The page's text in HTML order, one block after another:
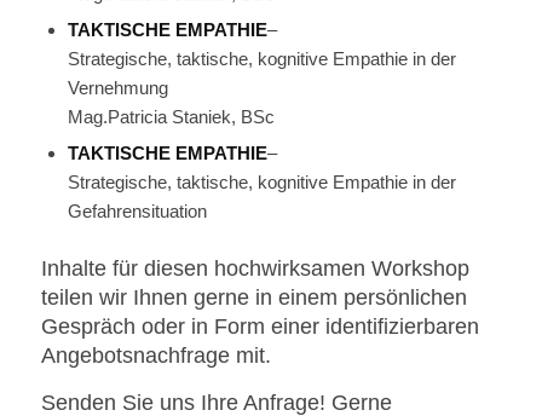
TAKTISCHE EMPATHIE–
Strategische, taktische, kognitive Empathie in der
Vernehmung
Mag.Patricia Staniek, BSc
TAKTISCHE EMPATHIE–
Strategische, taktische, kognitive Empathie in der
Gefahrensituation
Inhalte für diesen hochwirksamen Workshop
teilen wir Ihnen gerne in einem persönlichen
Gespräch oder in Form einer identifizierbaren
Angebotsnachfrage mit.
Senden Sie uns Ihre Anfrage! Gerne